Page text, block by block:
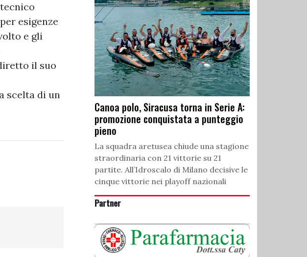
esigenze
e gli
il suo
scelta di un
Canoa polo, Siracusa torna in Serie A:
promozione conquistata a punteggio
pieno
La squadra aretusea chiude una stagione
straordinaria con 21 vittorie su 21
partite. All’Idroscalo di Milano decisive le
cinque vittorie nei playoff nazionali
Partner